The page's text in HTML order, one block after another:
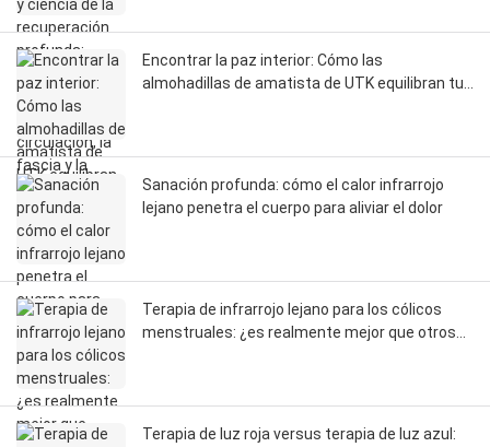
Encontrar la paz interior: Cómo las
almohadillas de amatista de UTK equilibran tu
Sanación profunda: cómo el calor infrarrojo
lejano penetra el cuerpo para aliviar el dolor
Terapia de infrarrojo lejano para los cólicos
menstruales: ¿es realmente mejor que otros
Terapia de luz roja versus terapia de luz azul: